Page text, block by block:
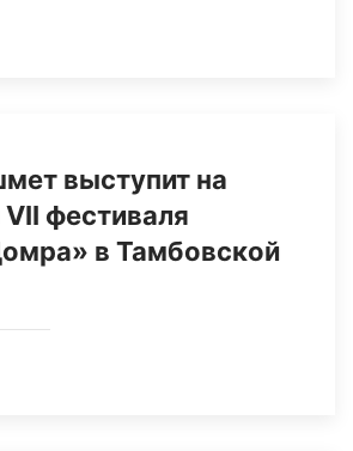
выступит на
фестиваля
в Тамбовской